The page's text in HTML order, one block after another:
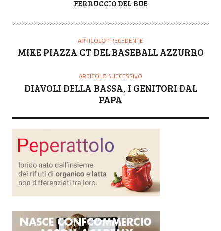
T
FERRUCCIO DEL BUE
ARTICOLO PRECEDENTE
MIKE PIAZZA CT DEL BASEBALL AZZURRO
ARTICOLO SUCCESSIVO
DIAVOLI DELLA BASSA, I GENITORI DAL
PAPA